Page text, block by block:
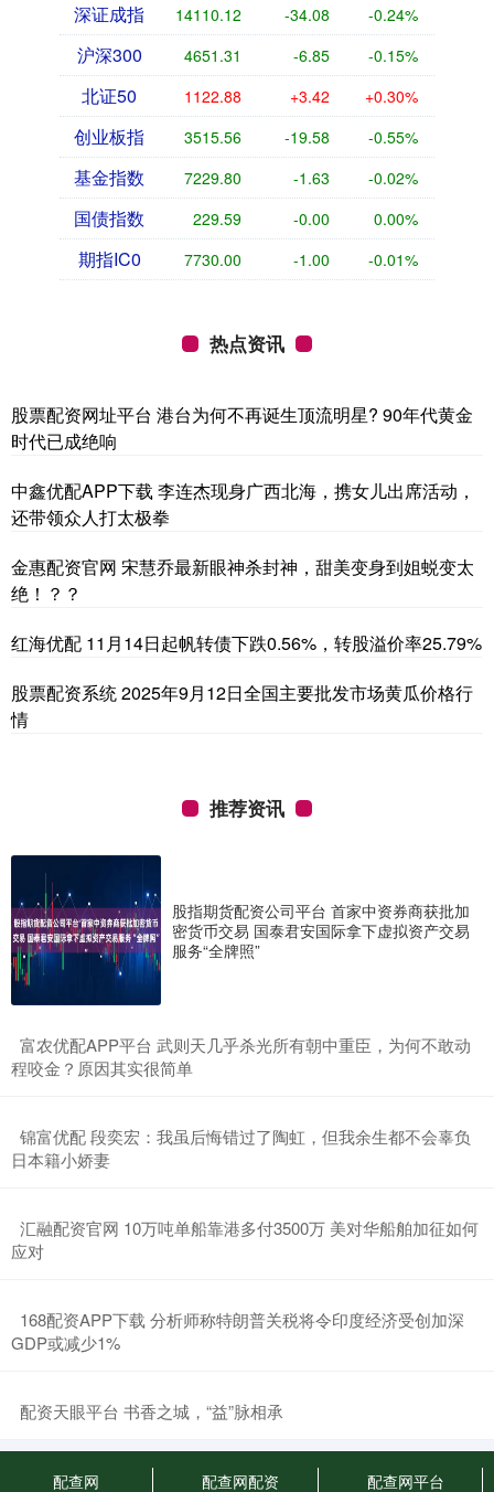
深证成指 14110.12 -34.08 -0.24%
沪深300 4651.31 -6.85 -0.15%
北证50 1122.88 +3.42 +0.30%
创业板指 3515.56 -19.58 -0.55%
基金指数 7229.80 -1.63 -0.02%
国债指数 229.59 -0.00 0.00%
期指IC0 7730.00 -1.00 -0.01%
热点资讯
股票配资网址平台 港台为何不再诞生顶流明星? 90年代黄金
时代已成绝响
中鑫优配APP下载 李连杰现身广西北海，携女儿出席活动，
还带领众人打太极拳
金惠配资官网 宋慧乔最新眼神杀封神，甜美变身到姐蜕变太
绝！？？
红海优配 11月14日起帆转债下跌0.56%，转股溢价率25.79%
股票配资系统 2025年9月12日全国主要批发市场黄瓜价格行
情
推荐资讯
股指期货配资公司平台 首家中资券商获批加
密货币交易 国泰君安国际拿下虚拟资产交易
服务“全牌照”
​富农优配APP平台 武则天几乎杀光所有朝中重臣，为何不敢动
程咬金？原因其实很简单
​锦富优配 段奕宏：我虽后悔错过了陶虹，但我余生都不会辜负
日本籍小娇妻
​汇融配资官网 10万吨单船靠港多付3500万 美对华船舶加征如何
应对
​168配资APP下载 分析师称特朗普关税将令印度经济受创加深
GDP或减少1%
​配资天眼平台 书香之城，“益”脉相承
配查网 配查网配资 配查网平台